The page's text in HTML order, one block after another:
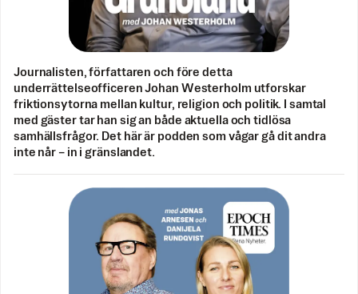
Journalisten, författaren och före detta
underrättelseofficeren Johan Westerholm utforskar
friktionsytorna mellan kultur, religion och politik. I samtal
med gäster tar han sig an både aktuella och tidlösa
samhällsfrågor. Det här är podden som vågar gå dit andra
inte når – in i gränslandet.